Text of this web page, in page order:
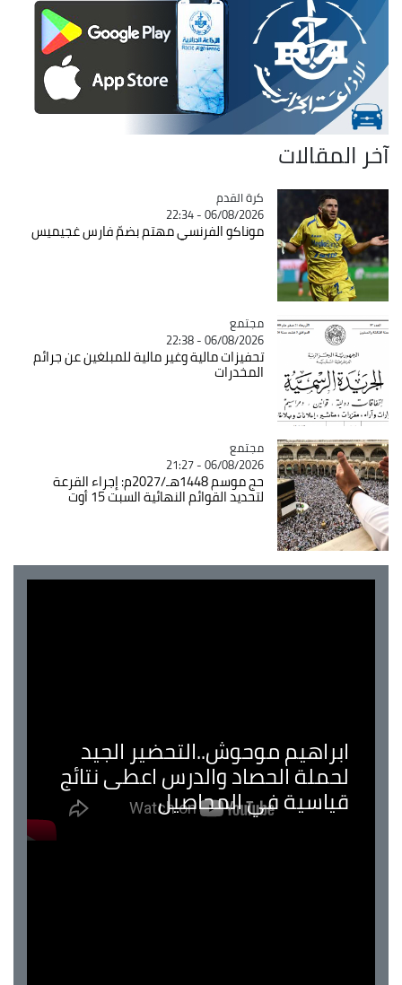
آخر المقالات
Catégorie
كرة القدم
06/08/2026 - 22:34
موناكو الفرنسي مهتم بضمّ فارس غجيميس
Catégorie
مجتمع
06/08/2026 - 22:38
تحفيزات مالية وغير مالية للمبلغين عن جرائم
المخدرات
Catégorie
مجتمع
06/08/2026 - 21:27
حج موسم 1448هـ/2027م: إجراء القرعة
لتحديد القوائم النهائية السبت 15 أوت
ابراهيم موحوش..التحضير الجيد
لحملة الحصاد والدرس اعطى نتائج
قياسية في المحاصيل